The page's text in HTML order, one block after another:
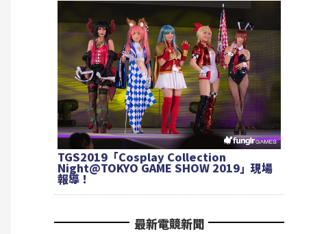
TGS2019「Cosplay Collection
Night@TOKYO GAME SHOW 2019」現場
報導！
最新電競新聞